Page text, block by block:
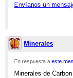
Envíanos un
Minerales
En respuesta aeste
Minerales de Carbon